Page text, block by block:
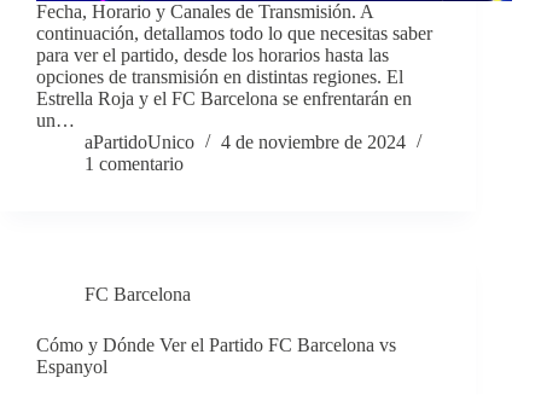
Fecha, Horario y Canales de Transmisión. A
continuación, detallamos todo lo que necesitas saber
para ver el partido, desde los horarios hasta las
opciones de transmisión en distintas regiones. El
Estrella Roja y el FC Barcelona se enfrentarán en
un…
aPartidoUnico
4 de noviembre de 2024
1 comentario
FC Barcelona
Cómo y Dónde Ver el Partido FC Barcelona vs
Espanyol